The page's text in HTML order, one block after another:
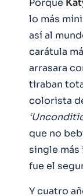
lo más
así al
carátula
arrasara
tiraban
colorista
que no
single más
fue el
Y cuatro